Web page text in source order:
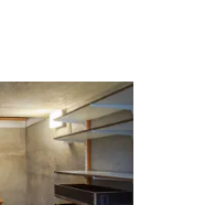
ne tarjoavat